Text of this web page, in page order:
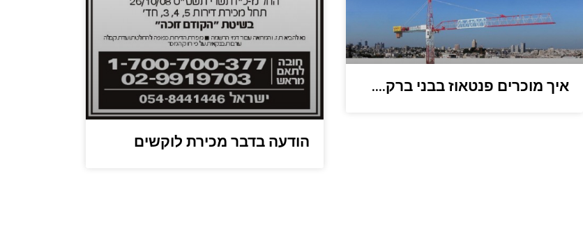
איך מוכרים פנטאוז בבני ברק….
הודעה בדבר מכירת לוקשים